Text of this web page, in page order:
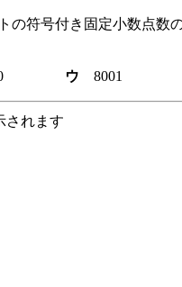
の符号付き固定小数点数
ウ
されます